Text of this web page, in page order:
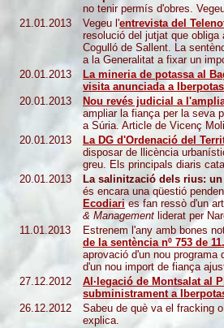
no tenir permís d'obres.
21.01.2013
Vegeu l'entrevista del
resolució del jutjat que obliga
Cogulló de Sallent. La
a la Generalitat a fixar un
20.01.2013
La mineria de potassa al
visita anunciada a
20.01.2013
Nou revés judicial a
ampliar la fiança per la seva
a Súria. Article de Vicenç
20.01.2013
La DG d'Ordenació del
disposar de llicència
greu. Els principals diaris
20.01.2013
La salinització dels rius:
és encara una qüestió
Ecodiaries fan ressò d'un
& Management liderat per
11.01.2013
Estrenem l'any amb bones
de la sentència nº 753 de
aprovació d'un nou
d'un nou import de fiança
27.12.2012
Al·legació de Montsalat al
subministrament a
26.12.2012
Sabeu de què va el fracking
explica.